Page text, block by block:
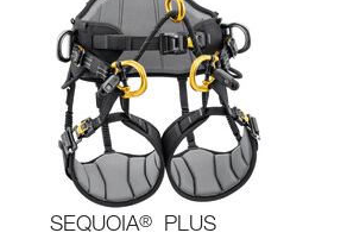
SEQUOIA® PLUS